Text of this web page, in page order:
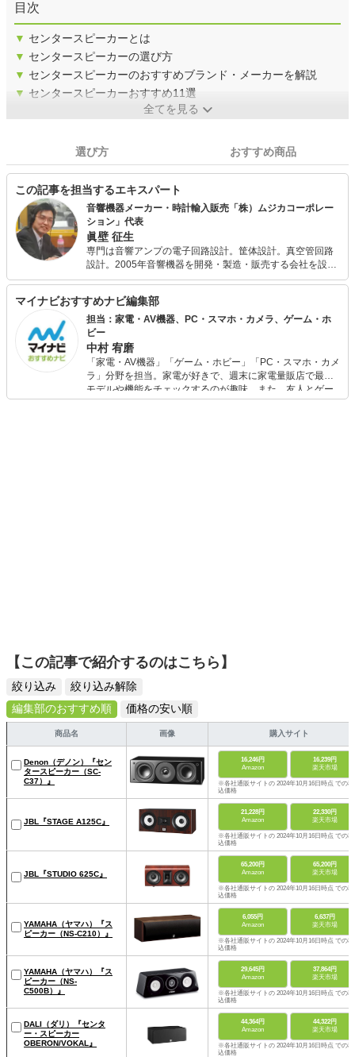
目次
▼ センタースピーカーとは
▼ センタースピーカーの選び方
▼ センタースピーカーのおすすめブランド・メーカーを解説
▼ センタースピーカーおすすめ11選
全てを見る
選び方 おすすめ商品
この記事を担当するエキスパート
音響機器メーカー・時計輸入販売「株）ムジカコーポレー
ション」代表
眞壁 征生
専門は音響アンプの電子回路設計。筐体設計。真空管回路
設計。2005年音響機器を開発・製造・販売する会社を設
立。国内はもとより、欧州を中心に37ケ国に輸出。 2007
ンサート企画運営事業を開始。2018年から新規事業として
ロシア製軍用時計の輸入を始める。その後、数ケ国の機械
式腕時計や懐中時計をラインナップ。 2008年よりFM岐阜
の長寿番組である『ムジカスタイル』（毎週木曜18：30
～）のナビゲーターに。コラム等の執筆多数。総アクセス
数370万を超えるブログは、現在も100万アクセス/年のペ
ースで進行中。 ローカル鉄道養老鉄道支援組織『乗って残
そう揖斐養老線実行委員会』会長。大垣ケーブルテレビ番
マイナビおすすめナビ編集部
担当：家電・AV機器、PC・スマホ・カメラ、ゲーム・ホ
ビー
中村 宥磨
「家電・AV機器」「ゲーム・ホビー」「PC・スマホ・カメ
ラ」分野を担当。家電が好きで、週末に家電量販店で最新
モデルや機能をチェックするのが趣味。また、友人とゲー
ムを楽しみながら、新作タイトルやイベント情報もいち早
【この記事で紹介するのはこちら】
絞り込み
絞り込み解除
編集部のおすすめ順
価格の安い順
商品名 画像 購入サイト
Denon（デノン）『セン
タースピーカー（SC-
C37）』
16,246円
Amazon
16,239円
楽天市場
※各社通販サイトの 2024年10月16日時点 での税
込価格
JBL『STAGE A125C』
21,228円
Amazon
22,330円
楽天市場
※各社通販サイトの 2024年10月16日時点 での税
込価格
JBL『STUDIO 625C』
65,200円
Amazon
65,200円
楽天市場
※各社通販サイトの 2024年10月16日時点 での税
込価格
YAMAHA（ヤマハ）『ス
ピーカー（NS-C210）』
6,055円
Amazon
6,637円
楽天市場
※各社通販サイトの 2024年10月16日時点 での税
込価格
YAMAHA（ヤマハ）『ス
ピーカー（NS-
C500B）』
29,645円
Amazon
37,864円
楽天市場
※各社通販サイトの 2024年10月16日時点 での税
込価格
DALI（ダリ）『センタ
ー・スピーカー
OBERON/VOKAL』
44,364円
Amazon
44,322円
楽天市場
※各社通販サイトの 2024年10月16日時点 での税
込価格